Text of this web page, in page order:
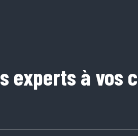
experts à vos